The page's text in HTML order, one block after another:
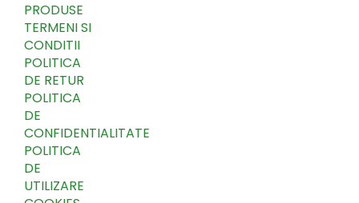
PRODUSE
TERMENI SI
CONDITII
POLITICA
DE RETUR
POLITICA
DE
CONFIDENTIALITATE
POLITICA
DE
UTILIZARE